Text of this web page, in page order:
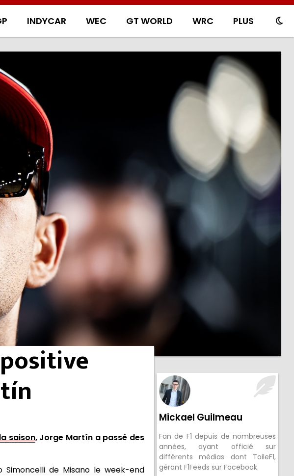
INDYCAR WEC GT WORLD WRC PLUS
saison, Jorge Martín a passé des
de Misano le week-end
Mickael Guilmeau
Fan de F1 depuis de nombreuses
années, ayant officié sur
différents médias dont ToileF1,
gérant F1Feeds sur Facebook.